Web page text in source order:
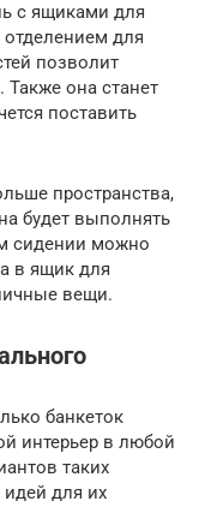
с ящиками для
отделением для
позволит
Также она станет
поставить
пространства,
будет выполнять
сидении можно
в ящик для
вещи.
банкеток
интерьер в любой
таких
для их